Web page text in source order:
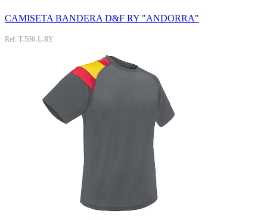
CAMISETA BANDERA D&F RY "ANDORRA"
Ref: T-506-L-RY